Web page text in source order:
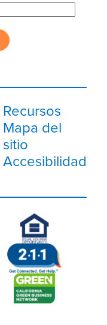
Recursos
Mapa del
sitio
Accesibilidad